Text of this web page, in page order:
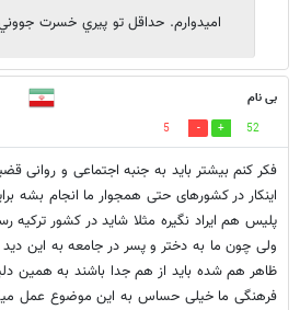
اميدوارم. حداقل تو پيري خسرت
بی نام
52
5
فکر کنم بیشتر باید به جنبه اجتماعی و روانی
اینکار در کشورهای حتی همجوار ما انجام بشه
پلیس هم ایراد نگیره مثلا شاید در کشور ترکیه
ولی چون ما به دختر و پسر در جامعه به این
ظاهر هم شده باید از هم جدا باشند به همین
فرهنگی ما خیلی حساس به این موضوع عمل